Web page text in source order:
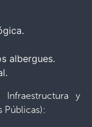
albergues.
y
Públicas):